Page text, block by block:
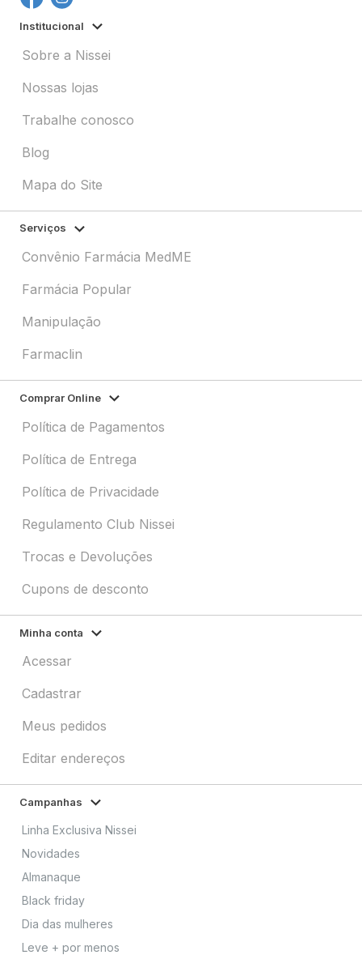
Institucional
Sobre a Nissei
Nossas lojas
Trabalhe conosco
Blog
Mapa do Site
Serviços
Convênio Farmácia MedME
Farmácia Popular
Manipulação
Farmaclin
Comprar Online
Política de Pagamentos
Política de Entrega
Política de Privacidade
Regulamento Club Nissei
Trocas e Devoluções
Cupons de desconto
Minha conta
Acessar
Cadastrar
Meus pedidos
Editar endereços
Campanhas
Linha Exclusiva Nissei
Novidades
Almanaque
Black friday
Dia das mulheres
Leve + por menos